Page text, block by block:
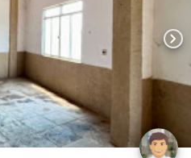
chevron_right